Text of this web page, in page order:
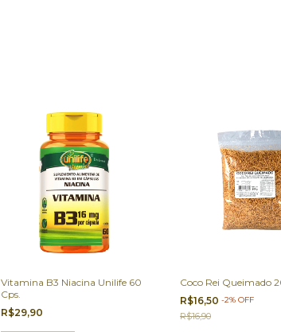
Vitamina B3 Niacina Unilife 60
Cps.
R$29,90
Coco Rei Queimado
R$16,50 -2% OFF
R$16,90